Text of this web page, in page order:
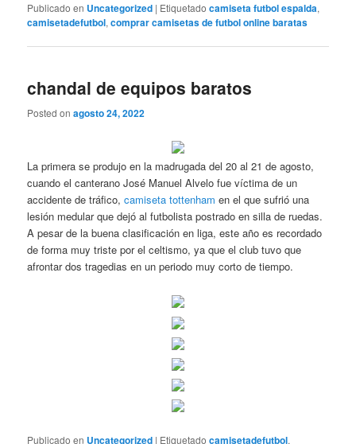
Publicado en Uncategorized | Etiquetado camiseta futbol espalda,
camisetadefutbol,comprar camisetas de futbol online baratas
chandal de equipos baratos
Posted onagosto 24, 2022
La primera se produjo en la madrugada del 20 al 21 de agosto,
cuando el canterano José Manuel Alvelo fue víctima de un
accidente de tráfico,camiseta tottenham en el que sufrió una
lesión medular que dejó al futbolista postrado en silla de ruedas.
A pesar de la buena clasificación en liga, este año es recordado
de forma muy triste por el celtismo, ya que el club tuvo que
afrontar dos tragedias en un periodo muy corto de tiempo.
Publicado en Uncategorized | Etiquetado camisetadefutbol,